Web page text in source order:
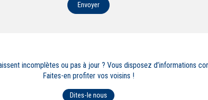
Envoyer
incomplètes ou pas à jour ? Vous disposez d’informations
Faites-en profiter vos voisins !
Dites-le nous